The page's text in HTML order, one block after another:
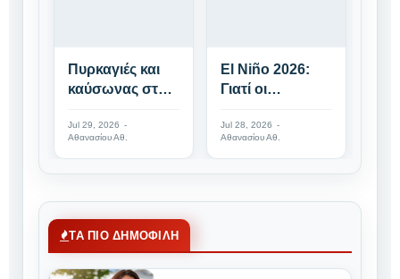
Πυρκαγιές και
καύσωνας στην
τα καλοκαίρια
Jul 29, 2026 -
Αθανασίου Αθ.
El Niño 2026:
Γιατί οι
προειδοποιούν
Alert
Jul 28, 2026 -
Αθανασίου Αθ.
ΤΑ ΠΙΟ ΔΗΜΟΦΙΛΗ